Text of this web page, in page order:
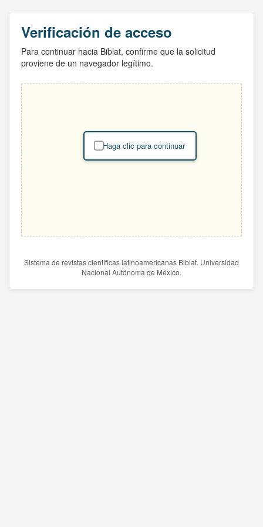
Verificación de acceso
Para continuar hacia Biblat, confirme que la solicitud
proviene de un navegador legítimo.
Haga clic para continuar
Sistema de revistas científicas latinoamericanas Biblat. Universidad
Nacional Autónoma de México.